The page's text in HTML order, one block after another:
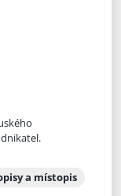
a místopis